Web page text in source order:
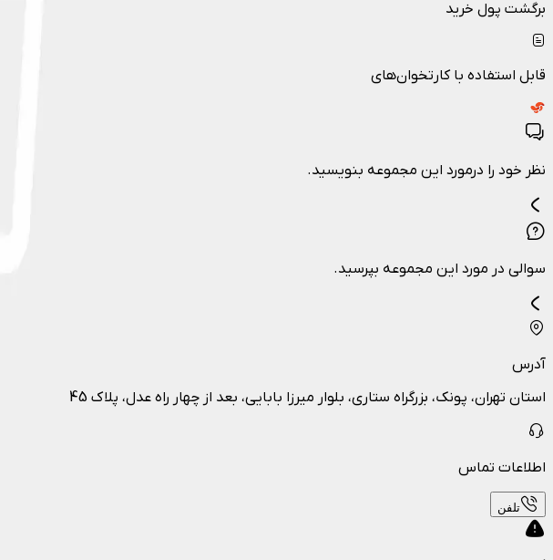
برگشت پول خرید
قابل استفاده با کارتخوان‌های
نظر خود را درمورد این مجموعه بنویسید.
سوالی در مورد این مجموعه بپرسید.
آدرس
استان تهران، پونک، بزرگراه ستاری، بلوار میرزا بابایی، بعد از چهار راه عدل، پلاک 45
اطلاعات تماس
تلفن